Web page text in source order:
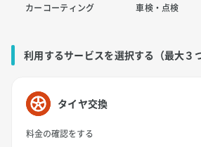
カーコーティング 車検・点検
利用するサービスを選択する（最大３
タイヤ交換
料金の確認をする